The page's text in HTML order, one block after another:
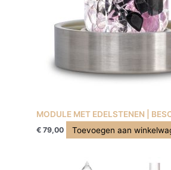
MODULE MET EDELSTENEN |
€ 79,00 Toevoegen aan